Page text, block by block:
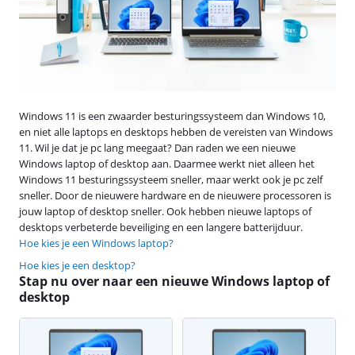
Windows 11 is een zwaarder besturingssysteem dan Windows 10,
en niet alle laptops en desktops hebben de vereisten van Windows
11. Wil je dat je pc lang meegaat? Dan raden we een nieuwe
Windows laptop of desktop aan. Daarmee werkt niet alleen het
Windows 11 besturingssysteem sneller, maar werkt ook je pc zelf
sneller. Door de nieuwere hardware en de nieuwere processoren is
jouw laptop of desktop sneller. Ook hebben nieuwe laptops of
desktops verbeterde beveiliging en een langere batterijduur.
Hoe kies je een Windows laptop?
Hoe kies je een desktop?
Stap nu over naar een nieuwe Windows laptop of
desktop